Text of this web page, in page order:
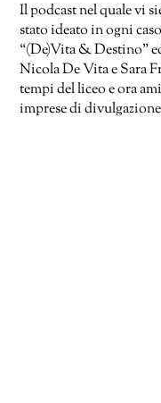
Il podcast nel quale vi
stato ideato in ogni
“(De)Vita & Destino”
Nicola De Vita e Sara
tempi del liceo e ora
imprese di